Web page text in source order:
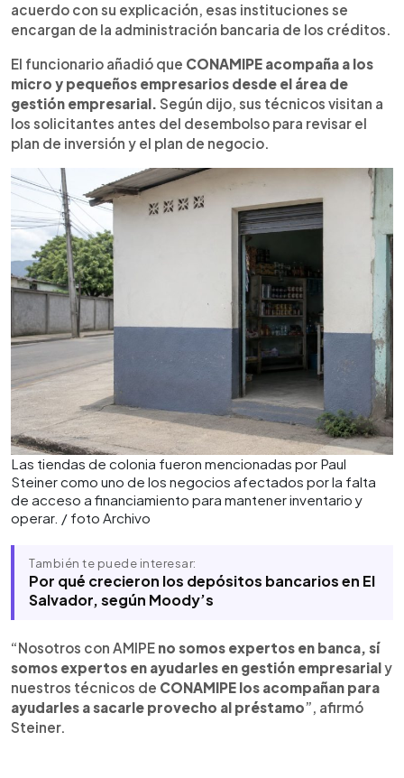
acuerdo con su explicación, esas instituciones se
encargan de la administración bancaria de los créditos.
El funcionario añadió que CONAMIPE acompaña a los
micro y pequeños empresarios desde el área de
gestión empresarial. Según dijo, sus técnicos visitan a
los solicitantes antes del desembolso para revisar el
plan de inversión y el plan de negocio.
Las tiendas de colonia fueron mencionadas por Paul
Steiner como uno de los negocios afectados por la falta
de acceso a financiamiento para mantener inventario y
operar. / foto Archivo
También te puede interesar:
Por qué crecieron los depósitos bancarios en El
Salvador, según Moody’s
“Nosotros con AMIPE no somos expertos en banca, sí
somos expertos en ayudarles en gestión empresarialy
nuestros técnicos de CONAMIPE los acompañan para
ayudarles a sacarle provecho al préstamo”, afirmó
Steiner.